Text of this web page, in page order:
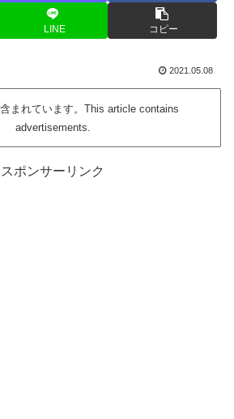
LINE コピー
2021.05.08
まれています。This article contains
advertisements.
スポンサーリンク